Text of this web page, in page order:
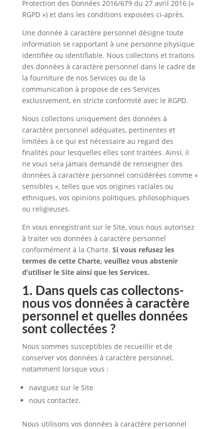
Protection des Données 2016/679 du 27 avril 2016 («
RGPD ») et dans les conditions exposées ci-après.
Une donnée à caractère personnel désigne toute
information se rapportant à une personne physique
identifiée ou identifiable. Nous collectons et traitons
des données à caractère personnel dans le cadre de
la fourniture de nos Services ou de la
communication à propose de ces Services
exclusivement, en stricte conformité avec le RGPD.
Nous collectons uniquement des données à
caractère personnel adéquates, pertinentes et
limitées à ce qui est nécessaire au regard des
finalités pour lesquelles elles sont traitées. Ainsi, il
ne vous sera jamais demandé de renseigner des
données à caractère personnel considérées comme «
sensibles », telles que vos origines raciales ou
ethniques, vos opinions politiques, philosophiques
ou religieuses.
En vous enregistrant sur le Site, vous nous autorisez
à traiter vos données à caractère personnel
conformément à la Charte. Si vous refusez les
termes de cette Charte, veuillez vous abstenir
d’utiliser le Site ainsi que les Services.
1. Dans quels cas collectons-
nous vos données à caractère
personnel et quelles données
sont collectées ?
Nous sommes susceptibles de recueillir et de
conserver vos données à caractère personnel,
notamment lorsque vous :
naviguez sur le Site
nous contactez.
Nous utilisons vos données à caractère personnel